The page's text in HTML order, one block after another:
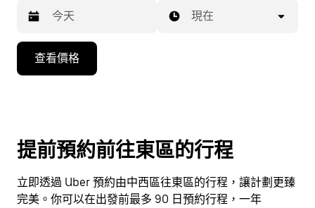
下
咀
鍵，
可
現在
查看價格
提前預約前往東區的行程
立即透過 Uber 預約由中西區往東區的行程，讓計劃更臻
完美。你可以在出發前最多 90 日預約行程，一年